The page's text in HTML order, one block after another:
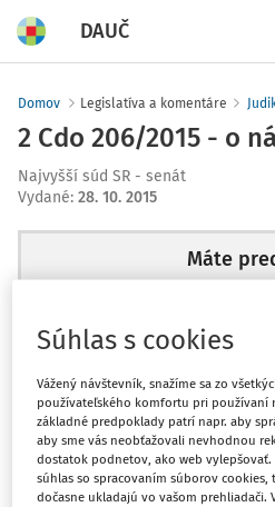
DAUČ
Domov Legislatíva a komentáre
2 Cdo 206/2015 - o
Najvyšší súd SR - senát
Vydané: 28. 10. 2015
Máte
Zatiaľ ste si
Celý
Súhlas s cookies
Vážený návštevník, snažíme sa zo
používateľského komfortu pri používaní
základné predpoklady patrí napr. aby
aby sme vás neobťažovali nevhodnou
dostatok podnetov, ako web
súhlas so spracovaním súborov
dočasne ukladajú vo vašom prehliadači.